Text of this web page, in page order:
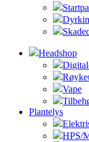
Headshop
Vape
Plantelys
HPS/